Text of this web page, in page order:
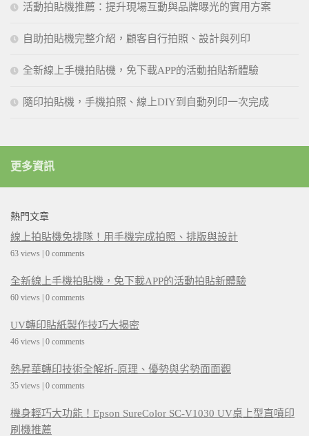
活動拍貼機推薦：提升現場互動與品牌曝光的實用方案
自助拍貼機完整介紹，顧客自行拍照、設計與列印
全新線上手機拍貼機，免下載APP的活動拍貼新體驗
隨印拍貼機，手機拍照、線上DIY到自動列印一次完成
更多資訊
熱門文章
線上拍貼機免排隊！用手機完成拍照、排版與設計
63 views | 0 comments
全新線上手機拍貼機，免下載APP的活動拍貼新體驗
60 views | 0 comments
UV轉印貼紙製作技巧大揭密
46 views | 0 comments
熱昇華轉印技術全解析-原理、優勢與劣勢面面觀
35 views | 0 comments
機身輕巧大功能！Epson SureColor SC-V1030 UV桌上型直噴印
刷機推薦